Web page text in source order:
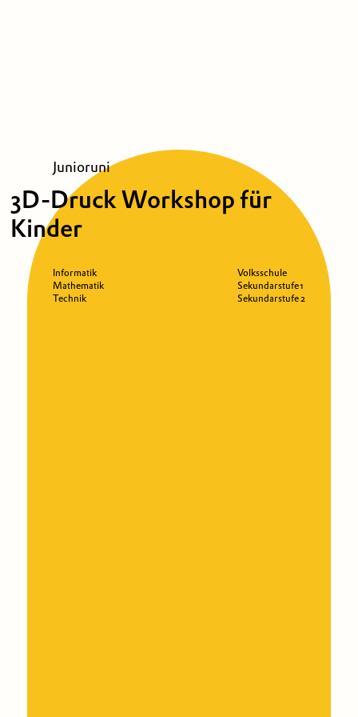
Junioruni
3D-Druck Workshop für
Kinder
Informatik
Mathematik
Technik
Volksschule
Sekundarstufe 1
Sekundarstufe 2